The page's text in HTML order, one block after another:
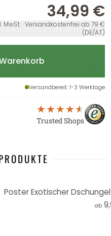
34,99 €
MwSt. · Versandkostenfrei ab 79 €
(DE/AT)
Versandbereit: 1-3 Werktage
Trusted Shops
Poster Exotischer
ab